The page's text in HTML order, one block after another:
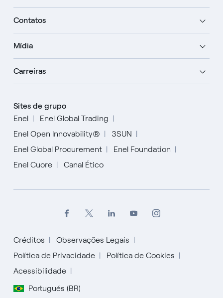
Contatos
Mídia
Carreiras
Sites de grupo
Enel
Enel Global Trading
Enel Open Innovability®
3SUN
Enel Global Procurement
Enel Foundation
Enel Cuore
Canal Ético
Créditos
Observações Legais
Política de Privacidade
Política de Cookies
Acessibilidade
Portugués (BR)
English
Español